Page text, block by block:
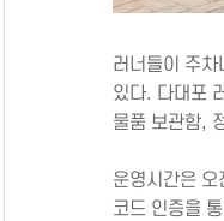
러너들이 주차
있다. 다대포
물품 보관함,
운영시간은
코드 인증을